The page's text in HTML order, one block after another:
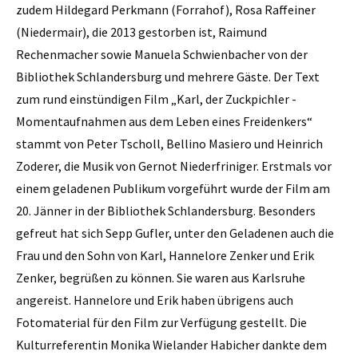
zudem Hildegard Perkmann (Forrahof), Rosa Raffeiner
(Niedermair), die 2013 gestorben ist, Raimund
Rechenmacher sowie Manuela Schwienbacher von der
Bibliothek Schlandersburg und mehrere Gäste. Der Text
zum rund einstündigen Film „Karl, der Zuckpichler -
Momentaufnahmen aus dem Leben eines Freidenkers“
stammt von Peter Tscholl, Bellino Masiero und Heinrich
Zoderer, die Musik von Gernot Niederfriniger. Erstmals vor
einem geladenen Publikum vorgeführt wurde der Film am
20. Jänner in der Bibliothek Schlandersburg. Besonders
gefreut hat sich Sepp Gufler, unter den Geladenen auch die
Frau und den Sohn von Karl, Hannelore Zenker und Erik
Zenker, begrüßen zu können. Sie waren aus Karlsruhe
angereist. Hannelore und Erik haben übrigens auch
Fotomaterial für den Film zur Verfügung gestellt. Die
Kulturreferentin Monika Wielander Habicher dankte dem